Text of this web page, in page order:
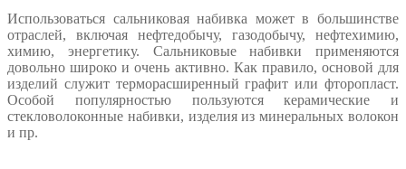
Использоваться сальниковая набивка может в большинстве
отраслей, включая нефтедобычу, газодобычу, нефтехимию,
химию, энергетику. Сальниковые набивки применяются
довольно широко и очень активно. Как правило, основой для
изделий служит терморасширенный графит или фторопласт.
Особой популярностью пользуются керамические и
стекловолоконные набивки, изделия из минеральных волокон
и пр.